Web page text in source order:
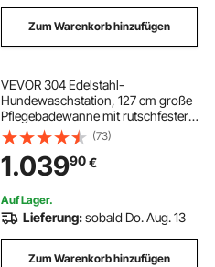
Zum Warenkorb hinzufügen
VEVOR 304 Edelstahl-
Hundewaschstation, 127 cm große
Pflegebadewanne mit rutschfester,
flacher Rampe, Schublade, Warm-
und Kaltwasserhahn, All-in-One-
Badewanne für Pflegesalons, für
alle Größen geeignet (linke Tür)
(73)
1.03990€
Auf Lager.
Lieferung:sobald Do. Aug. 13
Zum Warenkorb hinzufügen